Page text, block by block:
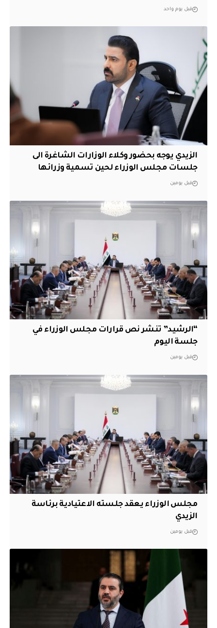
قبل يوم واحد
الزيدي يوجه بحضور وكلاء الوزارات الشاغرة الى
جلسات مجلس الوزراء لحين تسمية وزرائها
قبل يومين
“الرشيد” تنشر نص قرارات مجلس الوزراء في
جلسة اليوم
قبل يومين
مجلس الوزراء يعقد جلسته الاعتيادية برئاسة
الزيدي
قبل يومين